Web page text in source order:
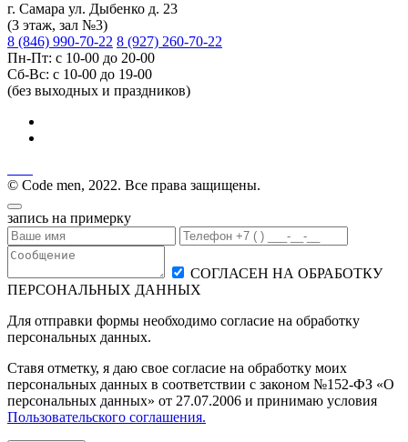
г. Самара ул. Дыбенко д. 23
(3 этаж, зал №3)
8 (846) 990-70-22 8 (927) 260-70-22
Пн-Пт: с 10-00 до 20-00
Сб-Вс: с 10-00 до 19-00
(без выходных и праздников)
© Code men, 2022. Все права защищены.
запись на примерку
СОГЛАСЕН НА ОБРАБОТКУ
ПЕРСОНАЛЬНЫХ ДАННЫХ
Для отправки формы необходимо согласие на обработку
персональных данных.
Ставя отметку, я даю свое согласие на обработку моих
персональных данных в соответствии с законом №152-ФЗ «О
персональных данных» от 27.07.2006 и принимаю условия
Пользовательского соглашения.